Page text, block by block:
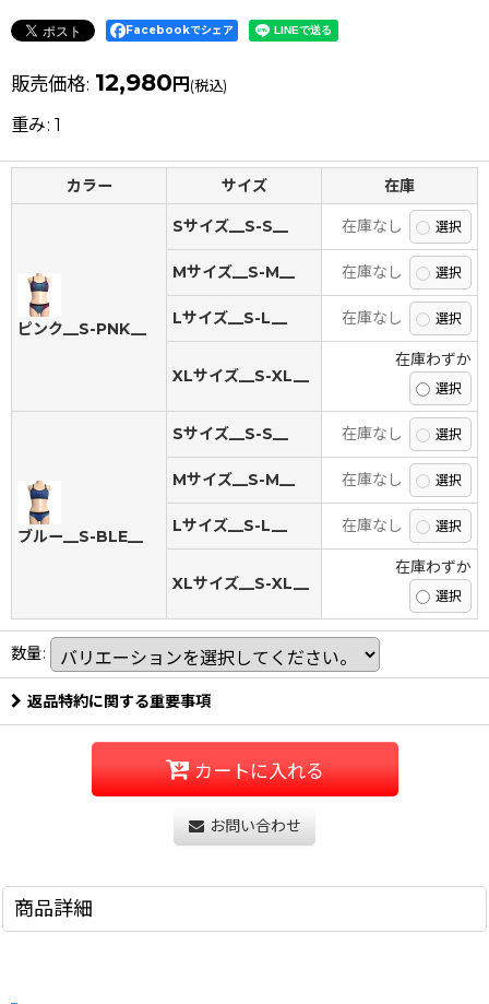
Facebookでシェア
販売価格: 12,980 円 (税込)
重み: 1
カラー サイズ 在庫
ピンク__S-PNK__
Sサイズ__S-S__ 在庫なし
Mサイズ__S-M__ 在庫なし
Lサイズ__S-L__ 在庫なし
XLサイズ__S-XL__
在庫わずか
ブルー__S-BLE__
Sサイズ__S-S__ 在庫なし
Mサイズ__S-M__ 在庫なし
Lサイズ__S-L__ 在庫なし
XLサイズ__S-XL__
在庫わずか
数量:
返品特約に関する重要事項
カートに入れる
お問い合わせ
商品詳細